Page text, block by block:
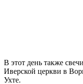
В этот день также
Иверской церкви в
Ухте.